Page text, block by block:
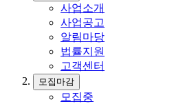
사업소개
사업공고
알림마당
법률지원
고객센터
모집마감
모집중